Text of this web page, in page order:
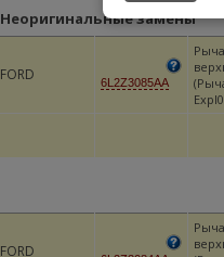
Неоригинальные замены
FORD 6L2Z3085AA
FORD